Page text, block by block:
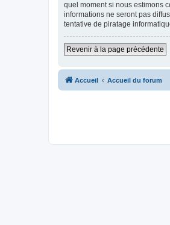
quel moment si nous estimons
informations ne seront pas
tentative de piratage
Revenir à la page précédente
Accueil Accueil du forum